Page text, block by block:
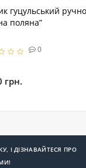
гуцульський
поляна”
0
грн.
І ДІЗНАВАЙТЕСЯ ПРО